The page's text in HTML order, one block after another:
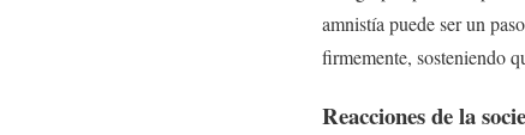
amnistía puede ser un
firmemente, sosteniendo
Reacciones de la